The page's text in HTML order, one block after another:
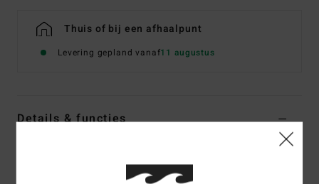
Thuis of bij een afhaalpunt
Levering gepland vanaf11 augustus
Details & functies
Kleurcodekrq0